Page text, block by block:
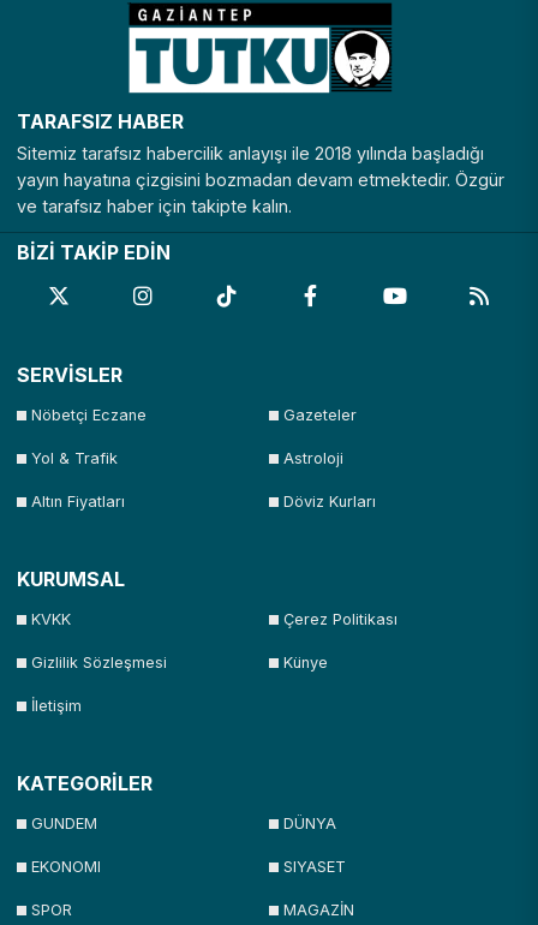
TARAFSIZ HABER
Sitemiz tarafsız habercilik anlayışı ile 2018 yılında başladığı
yayın hayatına çizgisini bozmadan devam etmektedir. Özgür
ve tarafsız haber için takipte kalın.
BİZİ TAKİP EDİN
SERVİSLER
Nöbetçi Eczane Gazeteler
Yol & Trafik Astroloji
Altın Fiyatları Döviz Kurları
KURUMSAL
KVKK Çerez Politikası
Gizlilik Sözleşmesi Künye
İletişim
KATEGORİLER
GUNDEM DÜNYA
EKONOMI SIYASET
SPOR MAGAZİN